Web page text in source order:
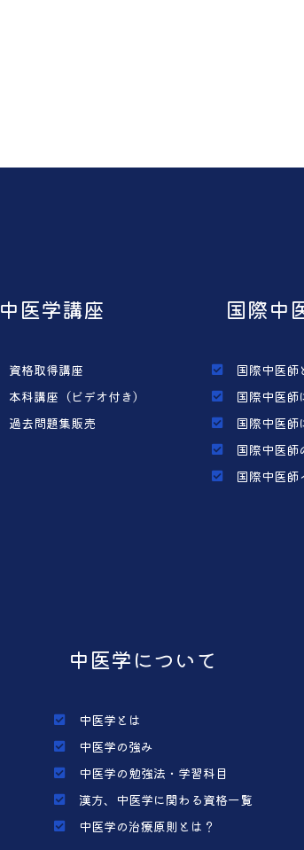
中医学講座
資格取得講座
本科講座（ビデオ付き）
過去問題集販売
国際中
国際中医師
国際中医師
国際中医師
国際中医師
国際中医師
中医学について
中医学とは
中医学の強み
中医学の勉強法・学習科目
漢方、中医学に関わる資格一覧
中医学の治療原則とは？